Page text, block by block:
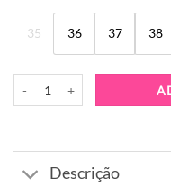
35 36 37 38
Descrição